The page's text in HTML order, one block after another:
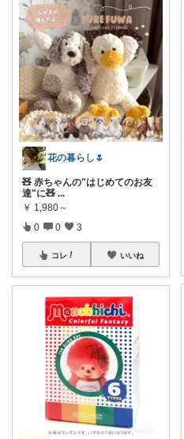
花の暮らし🌷
🧸 赤ちゃんの"はじめてのお友
達"に🧸 ...
￥ 1,980～
0 0 3
コレ いいね